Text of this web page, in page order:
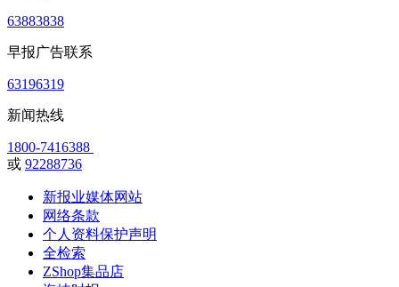
63883838
早报广告联系
63196319
新闻热线
1800-7416388
或 92288736
新报业媒体网站
网络条款
个人资料保护声明
全检索
ZShop集品店